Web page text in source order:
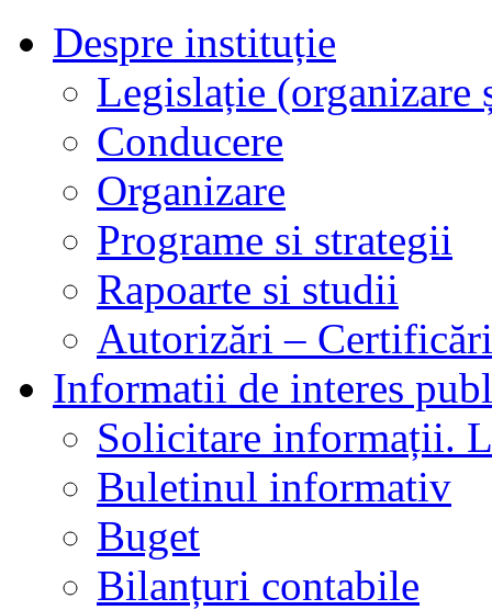
Despre instituție
Legislație
Conducere
Organizare
Programe si strategii
Rapoarte si studii
Autorizări –
Informatii de interes
Solicitare informații.
Buletinul informativ
Buget
Bilanțuri contabile